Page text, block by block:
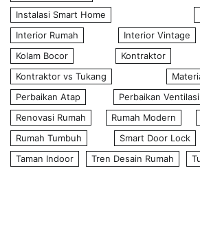
Instalasi Smart Home
Interior Rumah
Interior Vintage
Kolam Bocor
Kontraktor
Kontraktor vs Tukang
Perbaikan Atap
Perbaikan Ventilasi
Renovasi Rumah
Rumah Modern
Rumah Tumbuh
Smart Door Lock
Taman Indoor
Tren Desain Rumah